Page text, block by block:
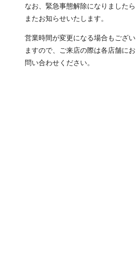
なお、緊急事態解除になりましたら
またお知らせいたします。
営業時間が変更になる場合もござい
ますので、ご来店の際は各店舗にお
問い合わせください。